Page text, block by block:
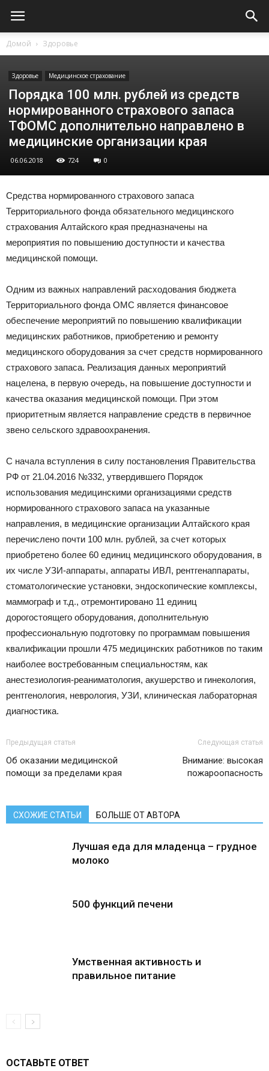
Домой Здоровье
Здоровье Медицинское страхование
Порядка 100 млн. рублей из средств
нормированного страхового запаса
ТФОМС дополнительно направлено в
медицинские организации края
06.06.2018 724 0
Средства нормированного страхового запаса
Территориального фонда обязательного медицинского
страхования Алтайского края предназначены на
мероприятия по повышению доступности и качества
медицинской помощи.
Одним из важных направлений расходования бюджета
Территориального фонда ОМС является финансовое
обеспечение мероприятий по повышению квалификации
медицинских работников, приобретению и ремонту
медицинского оборудования за счет средств нормированного
страхового запаса. Реализация данных мероприятий
нацелена, в первую очередь, на повышение доступности и
качества оказания медицинской помощи. При этом
приоритетным является направление средств в первичное
звено сельского здравоохранения.
С начала вступления в силу постановления Правительства
РФ от 21.04.2016 №332, утвердившего Порядок
использования медицинскими организациями средств
нормированного страхового запаса на указанные
направления, в медицинские организации Алтайского края
перечислено почти 100 млн. рублей, за счет которых
приобретено более 60 единиц медицинского оборудования, в
их числе УЗИ-аппараты, аппараты ИВЛ, рентгенаппараты,
стоматологические установки, эндоскопические комплексы,
маммограф и т.д., отремонтировано 11 единиц
дорогостоящего оборудования, дополнительную
профессиональную подготовку по программам повышения
квалификации прошли 475 медицинских работников по таким
наиболее востребованным специальностям, как
анестезиология-реаниматология, акушерство и гинекология,
рентгенология, неврология, УЗИ, клиническая лабораторная
диагностика.
Предыдущая статья
Об оказании медицинской
помощи за пределами края
Следующая статья
Внимание: высокая
пожароопасность
СХОЖИЕ СТАТЬИ БОЛЬШЕ ОТ АВТОРА
Лучшая еда для младенца – грудное
молоко
500 функций печени
Умственная активность и
правильное питание
ОСТАВЬТЕ ОТВЕТ